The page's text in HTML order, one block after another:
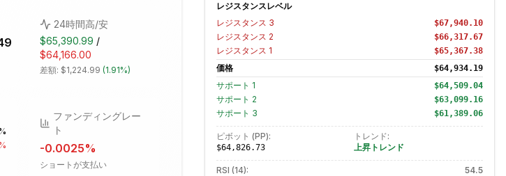
24時間高/安
$65,390.99 /
$64,166.00
差額: $1,224.99 (1.91%)
%
ファンディングレー
ト
-0.0025%
ショートが支払い
レジスタンスレベル
レジスタンス 3 $67,940.10
レジスタンス 2 $66,317.67
レジスタンス 1 $65,367.38
価格 $64,934.19
サポート 1 $64,509.04
サポート 2 $63,099.16
サポート 3 $61,389.06
ピボット (PP):
$64,826.73
トレンド:
上昇トレンド
RSI (14): 54.5